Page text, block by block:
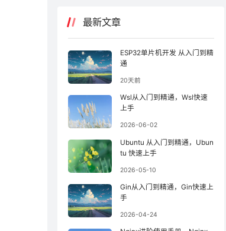
最新文章
ESP32单片机开发 从入门到精
通
20天前
Wsl从入门到精通，Wsl快速
上手
2026-06-02
Ubuntu 从入门到精通，Ubun
tu 快速上手
2026-05-10
Gin从入门到精通，Gin快速上
手
2026-04-24